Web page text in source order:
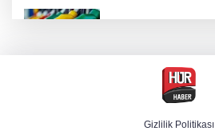
Kamuda yapay zeka
Gizlilik Politikası